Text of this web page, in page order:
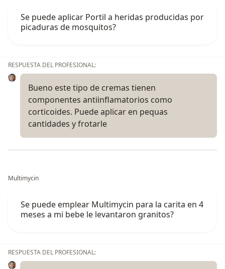
Se puede aplicar Portil a heridas producidas por
picaduras de mosquitos?
RESPUESTA DEL PROFESIONAL:
Bueno este tipo de cremas tienen
componentes antiinflamatorios como
corticoides. Puede aplicar en pequas
cantidades y frotarle
Multimycin
Se puede emplear Multimycin para la carita en 4
meses a mi bebe le levantaron granitos?
RESPUESTA DEL PROFESIONAL: